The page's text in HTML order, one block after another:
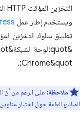
ويستخدم إطار عمل
تطبيق سلوك التخزين
Chrome&quot;.
ملاحظة:
المبادئ العامة حول اختيار